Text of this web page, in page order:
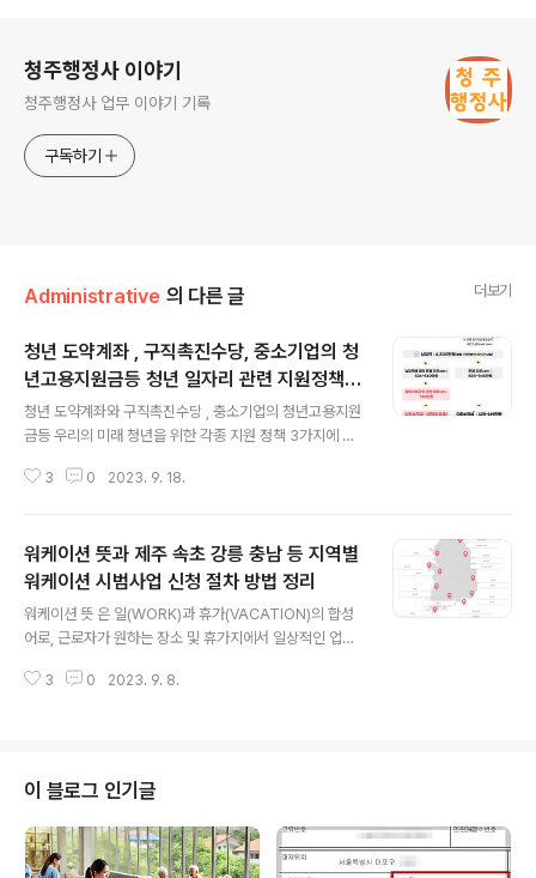
청주행정사 이야기
청주행정사 업무 이야기 기록
구독하기
Administrative 의 다른 글 더보기
청년 도약계좌 , 구직촉진수당, 중소기업의 청
년고용지원금등 청년 일자리 관련 지원정책을
정리 합니다.
청년 도약계좌와 구직촉진수당 , 충소기업의 청년고용지원
금등 우리의 미래 청년을 위한 각종 지원 정책 3가지에 대
유의사항 등에 관하여 정리해 보겠습니다. 목차 1. 구직촉
을 위해 특별한 지원을 제공합니다. 6개월 동안 월 50만원
의 지원을 받을 수 있어요. 수당 금액: 월 50만원씩 최대 6
개월까지 수당 지급 대상: 가구단위의 월평균 총소득이 기
준중위소득의 100% 이하인 사람 장애인, 소년소녀가장,
보호종료아동 등 취업취약계층 수당 지급 조건: 구직활동
계획 수립에 참여하거나 취업지원·구직활동지원 프로그램
3 0 2023. 9. 18.
워케이션 뜻과 제주 속초 강릉 충남 등 지역별
워케이션 시범사업 신청 절차 방법 정리
워케이션 뜻 은 일(WORK)과 휴가(VACATION)의 합성
어로, 근로자가 원하는 장소 및 휴가지에서 일상적인 업무
니다. 단순한 재택근무 및 원격근무와 달리 워케이션은 일
상 뿐만 아니라 워케이션의 장소로 선정된 지역의 관광 활
성화로 이어집니다. 이에 문화체육관광부는 2023년에 '워
케이션 시범사업'을 추진하고 있습니다. Q. '워케이션 시범
사업'에는 어떤 프로그램이 포함되나요? 이번 시범사업은
3 0 2023. 9. 8.
이 블로그 인기글